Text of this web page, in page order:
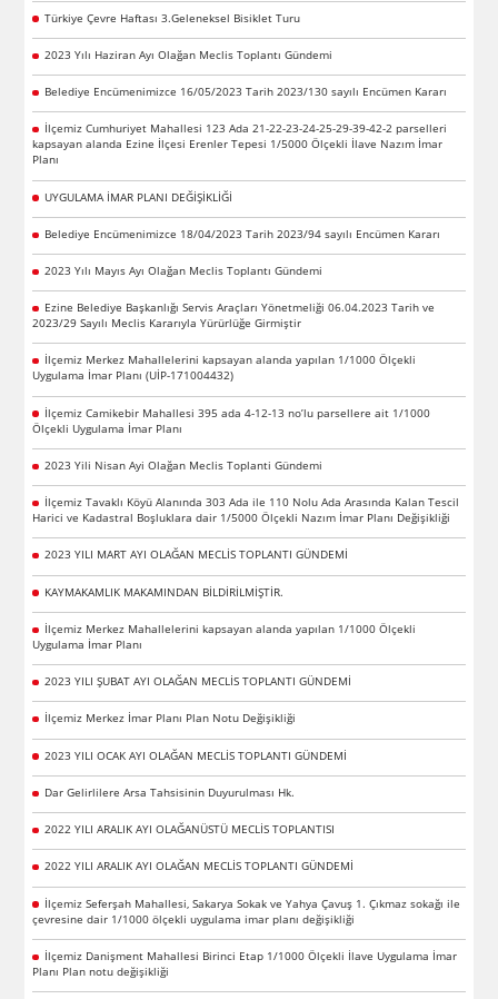
Türkiye Çevre Haftası 3.Geleneksel Bisiklet Turu
2023 Yılı Haziran Ayı Olağan Meclis Toplantı Gündemi
Belediye Encümenimizce 16/05/2023 Tarih 2023/130 sayılı Encümen Kararı
İlçemiz Cumhuriyet Mahallesi 123 Ada 21-22-23-24-25-29-39-42-2 parselleri
kapsayan alanda Ezine İlçesi Erenler Tepesi 1/5000 Ölçekli İlave Nazım İmar
Planı
UYGULAMA İMAR PLANI DEĞİŞİKLİĞİ
Belediye Encümenimizce 18/04/2023 Tarih 2023/94 sayılı Encümen Kararı
2023 Yılı Mayıs Ayı Olağan Meclis Toplantı Gündemi
Ezine Belediye Başkanlığı Servis Araçları Yönetmeliği 06.04.2023 Tarih ve
2023/29 Sayılı Meclis Kararıyla Yürürlüğe Girmiştir
İlçemiz Merkez Mahallelerini kapsayan alanda yapılan 1/1000 Ölçekli
Uygulama İmar Planı (UİP-171004432)
İlçemiz Camikebir Mahallesi 395 ada 4-12-13 no’lu parsellere ait 1/1000
Ölçekli Uygulama İmar Planı
2023 Yili Nisan Ayi Olağan Meclis Toplanti Gündemi
İlçemiz Tavaklı Köyü Alanında 303 Ada ile 110 Nolu Ada Arasında Kalan Tescil
Harici ve Kadastral Boşluklara dair 1/5000 Ölçekli Nazım İmar Planı Değişikliği
2023 YILI MART AYI OLAĞAN MECLİS TOPLANTI GÜNDEMİ
KAYMAKAMLIK MAKAMINDAN BİLDİRİLMİŞTİR.
İlçemiz Merkez Mahallelerini kapsayan alanda yapılan 1/1000 Ölçekli
Uygulama İmar Planı
2023 YILI ŞUBAT AYI OLAĞAN MECLİS TOPLANTI GÜNDEMİ
İlçemiz Merkez İmar Planı Plan Notu Değişikliği
2023 YILI OCAK AYI OLAĞAN MECLİS TOPLANTI GÜNDEMİ
Dar Gelirlilere Arsa Tahsisinin Duyurulması Hk.
2022 YILI ARALIK AYI OLAĞANÜSTÜ MECLİS TOPLANTISI
2022 YILI ARALIK AYI OLAĞAN MECLİS TOPLANTI GÜNDEMİ
İlçemiz Seferşah Mahallesi, Sakarya Sokak ve Yahya Çavuş 1. Çıkmaz sokağı ile
çevresine dair 1/1000 ölçekli uygulama imar planı değişikliği
İlçemiz Danişment Mahallesi Birinci Etap 1/1000 Ölçekli İlave Uygulama İmar
Planı Plan notu değişikliği